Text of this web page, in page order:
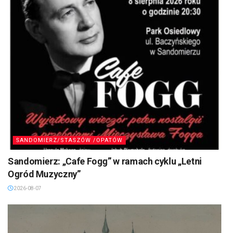
SANDOMIERZ/STASZÓW /OPATÓW
Sandomierz: „Cafe Fogg” w ramach cyklu „Letni
Ogród Muzyczny”
2026-08-07